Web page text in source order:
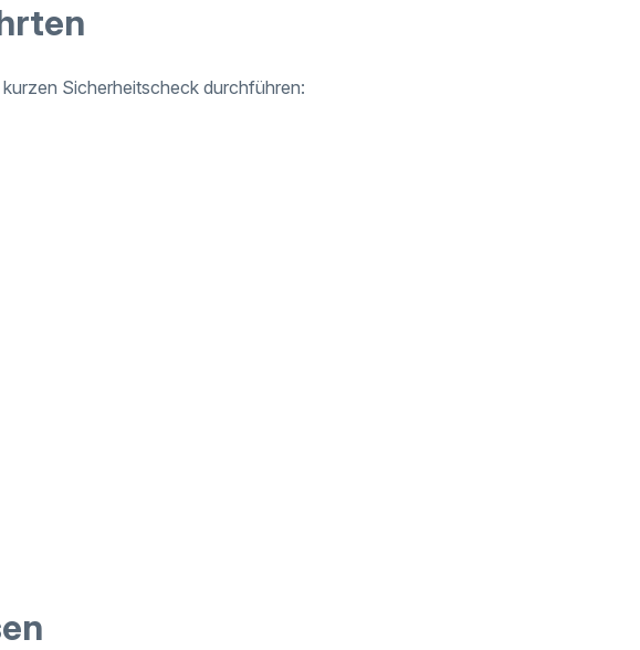
Sicherheitscheck durchführen: